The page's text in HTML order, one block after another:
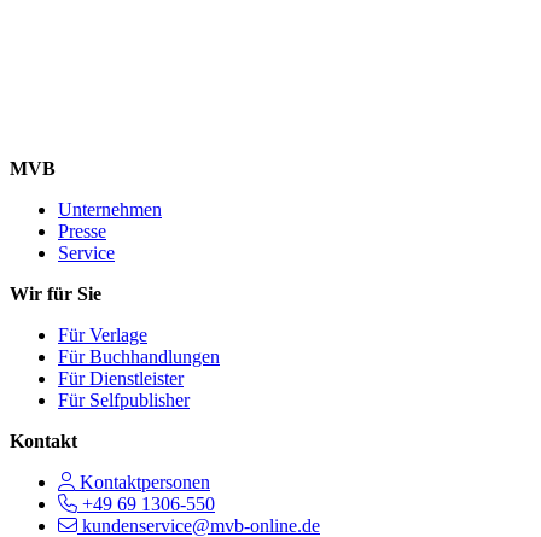
MVB
Unternehmen
Presse
Service
Wir für Sie
Für Verlage
Für Buchhandlungen
Für Dienstleister
Für Selfpublisher
Kontakt
Kontaktpersonen
+49 69 1306-550
kundenservice@mvb-online.de